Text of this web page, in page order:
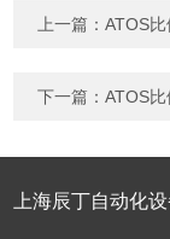
上一篇：ATOS
下一篇：ATOS
上海辰丁自动化